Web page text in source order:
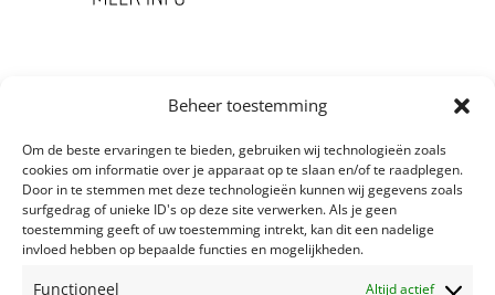
Beheer toestemming
Om de beste ervaringen te bieden, gebruiken wij technologieën zoals
cookies om informatie over je apparaat op te slaan en/of te raadplegen.
Door in te stemmen met deze technologieën kunnen wij gegevens zoals
surfgedrag of unieke ID's op deze site verwerken. Als je geen
toestemming geeft of uw toestemming intrekt, kan dit een nadelige
invloed hebben op bepaalde functies en mogelijkheden.
Functioneel Altijd actief